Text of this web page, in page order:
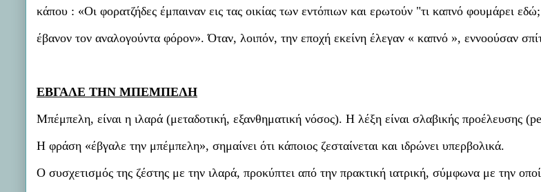
κάπου : «Οι φορατζήδες έμπαιναν εις τας οικίας των εντόπιων και ερωτούν "τι καπνό φουμάρει
έβανον τον αναλογούντα φόρον». Όταν, λοιπόν, την εποχή εκείνη έλεγαν « καπνό », εννοούσαν
ΕΒΓΑΛΕ ΤΗΝ ΜΠΕΜΠΕΛΗ
Μπέμπελη, είναι η ιλαρά (μεταδοτική, εξανθηματική νόσος). Η λέξη είναι σλαβικής προέλευσης (
Η φράση «έβγαλε την μπέμπελη», σημαίνει ότι κάποιος ζεσταίνεται και ιδρώνει υπερβολικά.
Ο συσχετισμός της ζέστης με την ιλαρά, προκύπτει από την πρακτική ιατρική, σύμφωνα με την